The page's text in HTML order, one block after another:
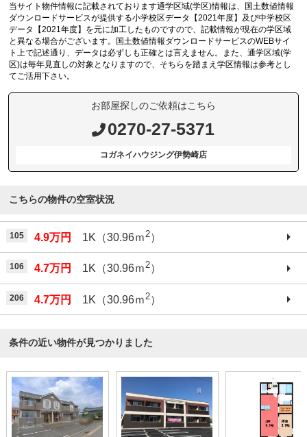
当サイト物件情報に記載されております通学区域(学区)情報は、国土数値情報
ダウンロードサービスが提供する小学校区データ【2021年度】及び中学校区
データ【2021年度】を元に加工したものですので、記載情報が現在の学区域
と異なる場合がございます。国土数値情報ダウンロードサービスのWEBサイ
ト上で記述通り、データは必ずしも正確とは言えません。また、通学区域(学
区)は毎年見直しの対象となりますので、そちらを踏まえ学区情報は参考とし
てご活用下さい。
お部屋探しのご依頼はこちら
0270-27-5371
コガネイハウジング伊勢崎店
こちらの物件の空室状況
105 4.9万円 1K（30.96ｍ2）
106 4.7万円 1K（30.96ｍ2）
206 4.7万円 1K（30.96ｍ 2）
条件の近い物件が見つかりました